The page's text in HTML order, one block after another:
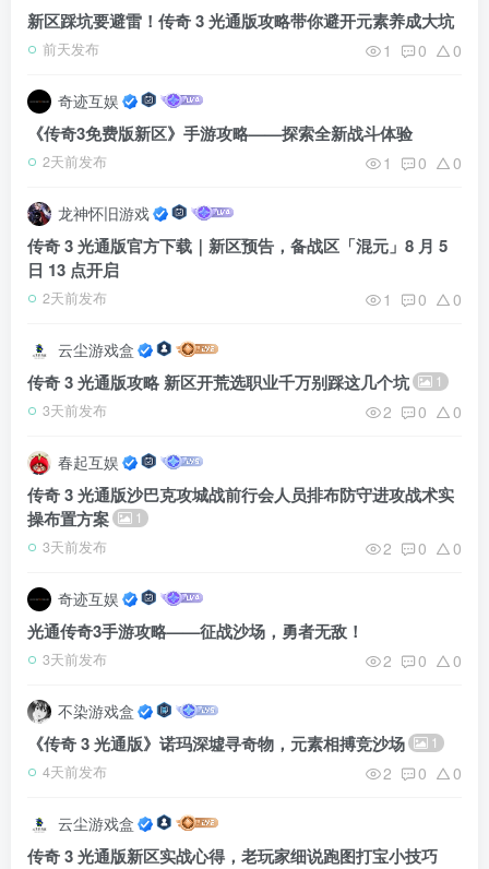
新区踩坑要避雷！传奇 3 光通版攻略带你避开元素养成大坑
前天发布 1 0 0
奇迹互娱
《传奇3免费版新区》手游攻略——探索全新战斗体验
2天前发布 1 0 0
龙神怀旧游戏
传奇 3 光通版官方下载｜新区预告，备战区「混元」8 月 5
日 13 点开启
2天前发布 1 0 0
云尘游戏盒
传奇 3 光通版攻略 新区开荒选职业千万别踩这几个坑 1
3天前发布 2 0 0
春起互娱
传奇 3 光通版沙巴克攻城战前行会人员排布防守进攻战术实
操布置方案
1
3天前发布 2 0 0
奇迹互娱
光通传奇3手游攻略——征战沙场，勇者无敌！
3天前发布 2 0 0
不染游戏盒
《传奇 3 光通版》诺玛深墟寻奇物，元素相搏竞沙场 1
4天前发布 2 0 0
云尘游戏盒
传奇 3 光通版新区实战心得，老玩家细说跑图打宝小技巧